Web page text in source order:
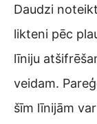
Daudzi
likteni pēc
līniju
veidam.
šīm līnijām